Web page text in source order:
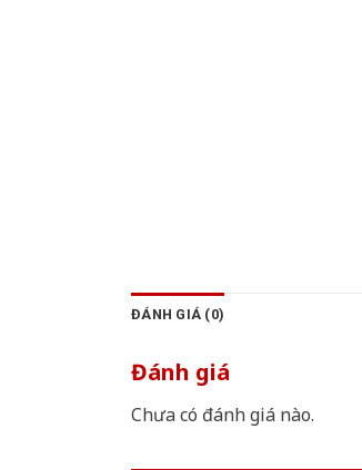
ĐÁNH GIÁ (0)
Đánh giá
Chưa có đánh giá nào.